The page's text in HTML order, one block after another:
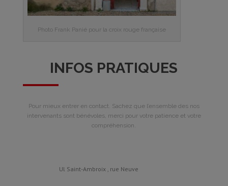
Photo Frank Panié pour la croix rouge française
INFOS PRATIQUES
Pour mieux entrer en contact. Sachez que l’ensemble des nos
intervenants sont bénévoles, merci pour votre patience et votre
compréhension.
Ul Saint-Ambroix , rue Neuve